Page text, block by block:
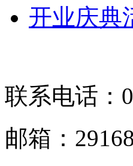
开业庆典
联系电话：
邮箱：